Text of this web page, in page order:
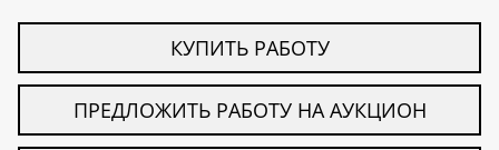
КУПИТЬ РАБОТУ
ПРЕДЛОЖИТЬ РАБОТУ НА АУКЦИОН